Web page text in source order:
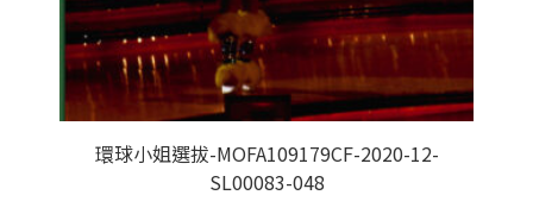
環球小姐選拔-MOFA109179CF-2020-12-
SL00083-048